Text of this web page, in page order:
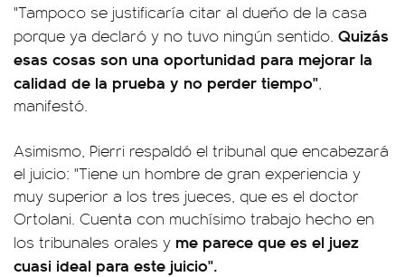
"Tampoco se justificaría citar al dueño de la casa
porque ya declaró y no tuvo ningún sentido. Quizás
esas cosas son una oportunidad para mejorar la
calidad de la prueba y no perder tiempo",
manifestó.
Asimismo, Pierri respaldó el tribunal que encabezará
el juicio: "Tiene un hombre de gran experiencia y
muy superior a los tres jueces, que es el doctor
Ortolani. Cuenta con muchísimo trabajo hecho en
los tribunales orales y me parece que es el juez
cuasi ideal para este juicio".